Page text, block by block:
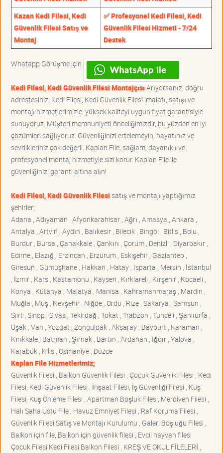
Kazan Kedi Filesi, Kedi
Güvenlik Filesi Satış ve
Montaj
✅ Profesyonel Kedi Filesi, Kedi
Güvenlik Filesi Hizmeti - 7/24
Destek
Whatapp Görüşme için
Kedi Filesi, Kedi Güvenlik Filesi MontajçısıArıyorsanız, doğru
adrestesiniz! Kedi Filesi, Kedi Güvenlik Filesi imalatı, satışı ve
montajı hizmetlerimizle, yüksek kaliteyi uygun fiyat garantisiyle
sunuyoruz. Müşteri memnuniyeti önceliğimizdir, bu yüzden en iyi
çözümleri sağlıyoruz. Güvenliğinizi ertelemeyin, hayatınız ve
sevdikleriniz çok değerli. Kaplan File, sağlam, dayanıklı ve
profesyonel montaj hizmetiyle sizi korur. Kaplan File ile
güvenliğinizi garanti altına alın!
Kedi Filesi, Kedi Güvenlik Filesisatış ve montajı yaptığımız
şehirler;
Adana , Adıyaman , Afyonkarahisar , Ağrı , Amasya , Ankara ,
Antalya , Artvin , Aydın , Balıkesir , Bilecik , Bingöl , Bitlis , Bolu ,
Burdur , Bursa , Çanakkale , Çankırı , Çorum , Denizli , Diyarbakır ,
Edirne , Elazığ , Erzincan , Erzurum , Eskişehir , Gaziantep ,
Giresun , Gümüşhane , Hakkari , Hatay , Isparta , Mersin , İstanbul
, İzmir , Kars , Kastamonu , Kayseri , Kırklareli , Kırşehir , Kocaeli ,
Konya , Kütahya , Malatya , Manisa , Kahramanmaraş , Mardin ,
Muğla , Muş , Nevşehir , Niğde , Ordu , Rize , Sakarya , Samsun ,
Siirt , Sinop , Sivas , Tekirdağ , Tokat , Trabzon , Tunceli , Şanlıurfa ,
Uşak , Van , Yozgat , Zonguldak , Aksaray , Bayburt , Karaman ,
Kırıkkale , Batman , Şırnak , Bartın , Ardahan , Iğdır , Yalova ,
Karabük , Kilis , Osmaniye , Düzce
Kaplan File Hizmetlerimiz;
Güvenlik Filesi , Balkon Güvenlik Filesi , Çocuk Güvenlik Filesi , Kedi
Filesi, Kedi Güvenlik Filesi , İnşaat Filesi, İş Güvenliği Filesi , Kuş
Filesi, Kuş Önleme Filesi , Apartman Boşluk Filesi, Merdiven Filesi ,
Halı Saha Üstü File , Havuz Emniyet Filesi , Raf Koruma Filesi ,
Güvenlik Filesi Satış ve Montajı Kurulumu , Galeri Boşluğu Filesi ,
Balkon için file, Balkon için güvenlik filesi , Evcil hayvan filesi
Çocuk Filesi Kedi Filesi Balkon Filesi , KREŞ VE OKUL FİLELERİ ,